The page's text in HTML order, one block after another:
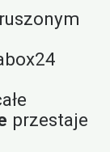
przestaje